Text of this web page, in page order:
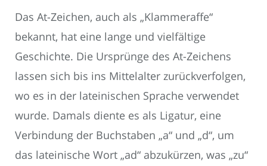
Das At-Zeichen, auch als „Klammeraffe“
bekannt, hat eine lange und vielfältige
Geschichte. Die Ursprünge des At-Zeichens
lassen sich bis ins Mittelalter zurückverfolgen,
wo es in der lateinischen Sprache verwendet
wurde. Damals diente es als Ligatur, eine
Verbindung der Buchstaben „a“ und „d“, um
das lateinische Wort „ad“ abzukürzen, was „zu“